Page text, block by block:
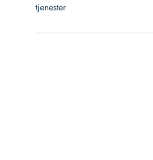
tjenester